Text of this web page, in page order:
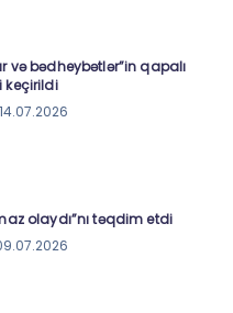
və bədheybətlər”in qapalı
keçirildi
olaydı”nı təqdim etdi